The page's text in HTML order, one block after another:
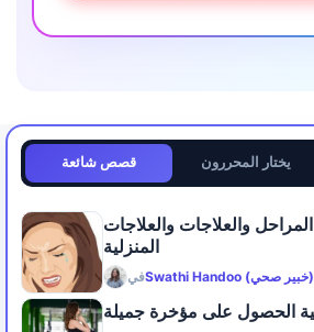
قصص شائعة يختار المحررون
والعلاجات والعلاجات
المنزلية
في
الحصول على مؤخرة جميلة